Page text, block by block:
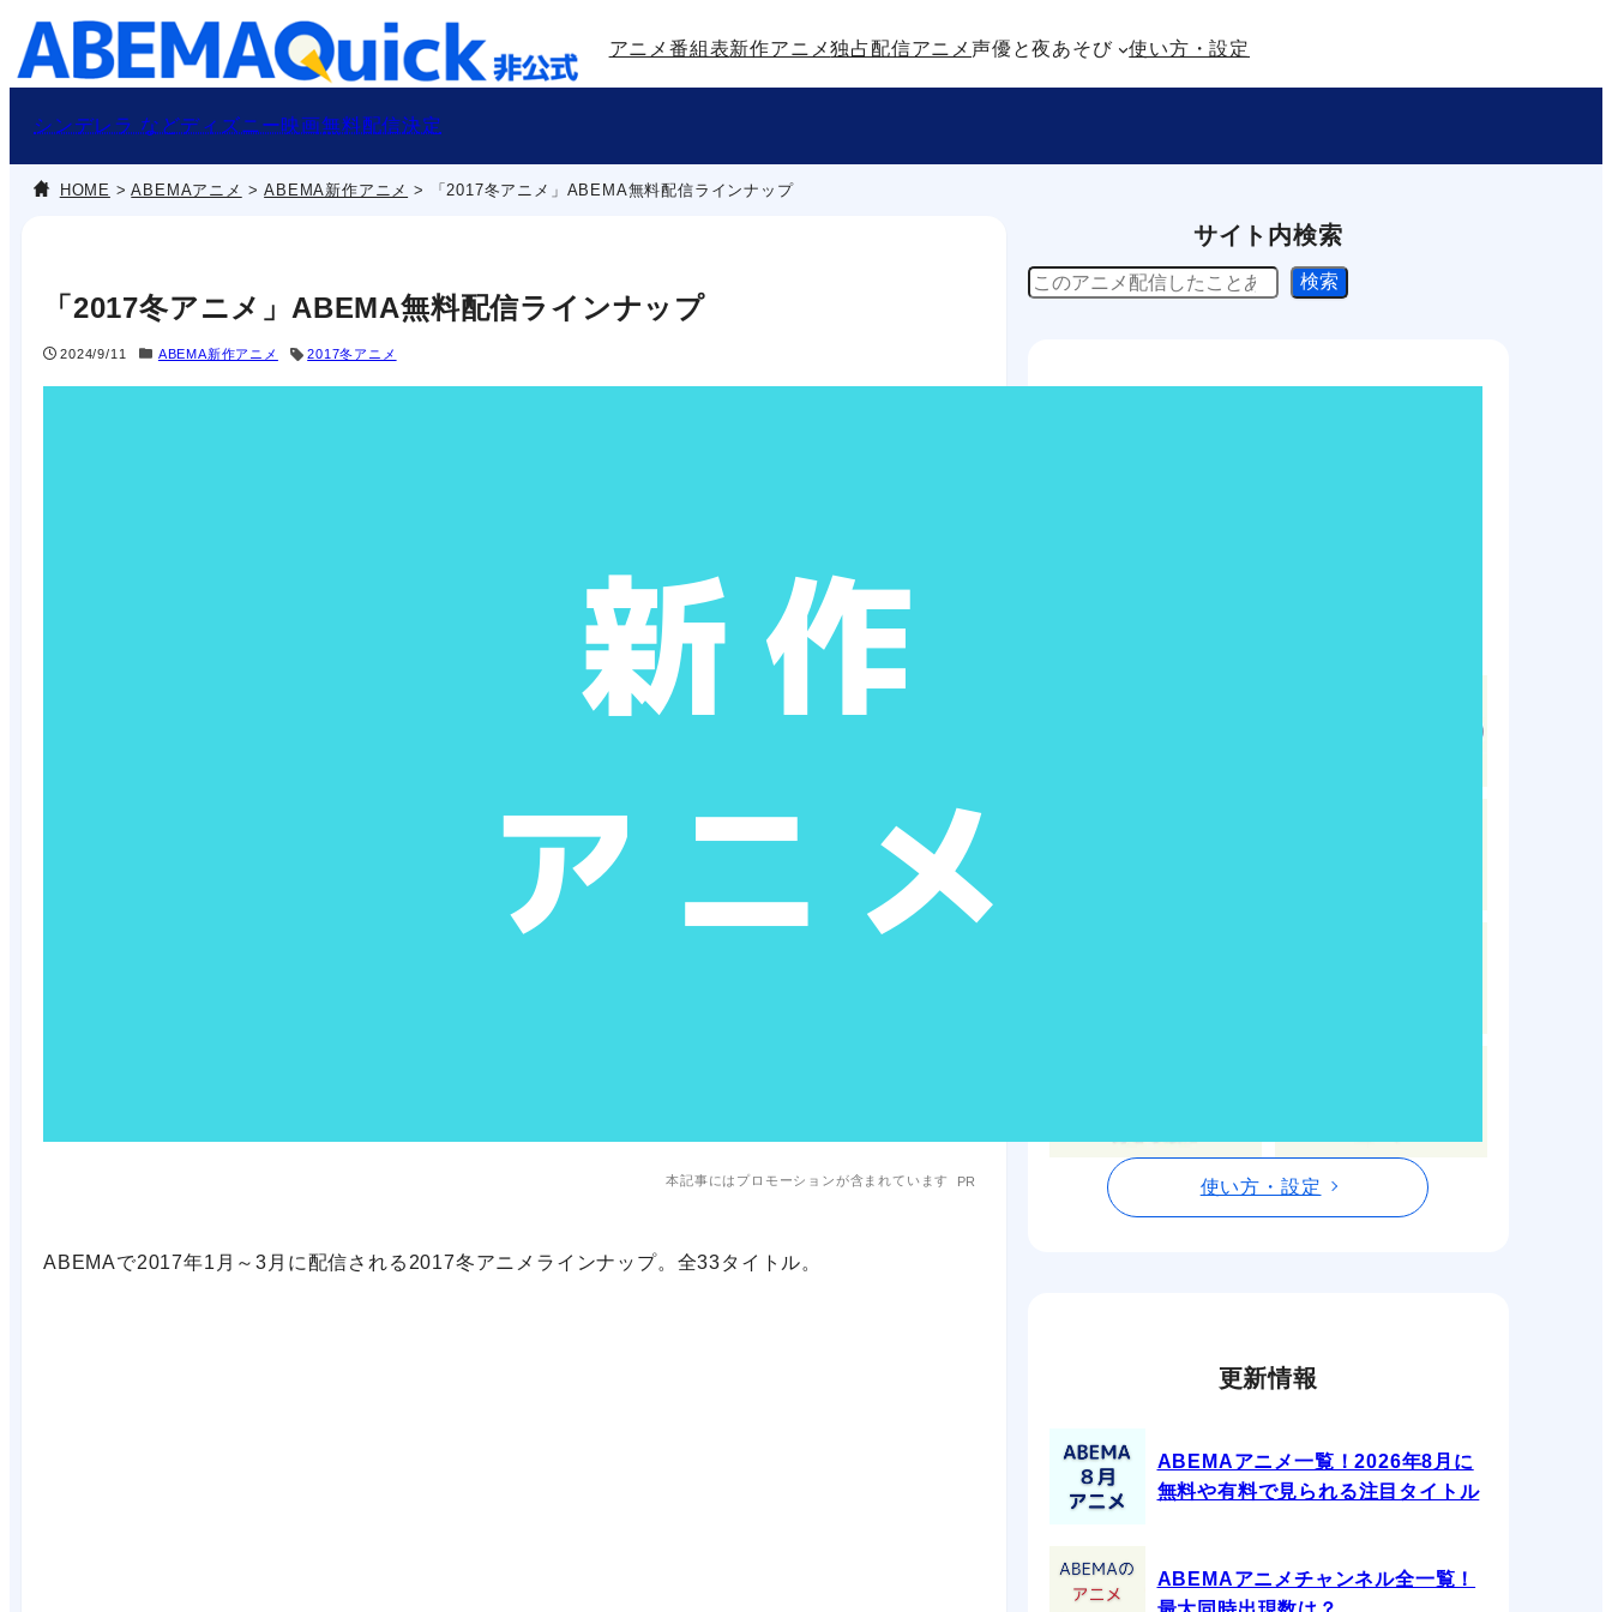
容
を
アニメ番組表新作アニメ独占配信アニメ 声優と夜あそび 使い方・設定
シンデレラ などディズニー映画無料配信決定
HOME >ABEMAアニメ >ABEMA新作アニメ > 「2017冬アニメ」ABEMA無料配信ラインナップ
「2017冬アニメ」ABEMA無料配信ラインナップ
2024/9/11 ABEMA新作アニメ 2017冬アニメ
本記事にはプロモーションが含まれています PR
ABEMAで2017年1月～3月に配信される2017冬アニメラインナップ。全33タイトル。
サイト内検索
検
検索
使い方・設定
更新情報
ABEMAアニメ一覧！2026年8月に
無料や有料で見られる注目タイトル
ABEMAアニメチャンネル全一覧！